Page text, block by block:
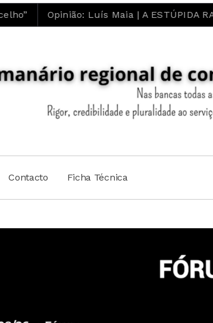
Luís Maia | A ESTÚPIDA RAIZ DO
Contacto Ficha Técnica